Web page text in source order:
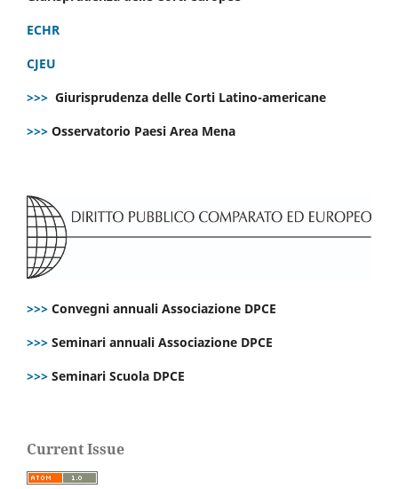
ECHR
CJEU
>>> Giurisprudenza delle Corti Latino-americane
>>> Osservatorio Paesi Area Mena
>>> Convegni annuali Associazione DPCE
>>> Seminari annuali Associazione DPCE
>>> Seminari Scuola DPCE
Current Issue